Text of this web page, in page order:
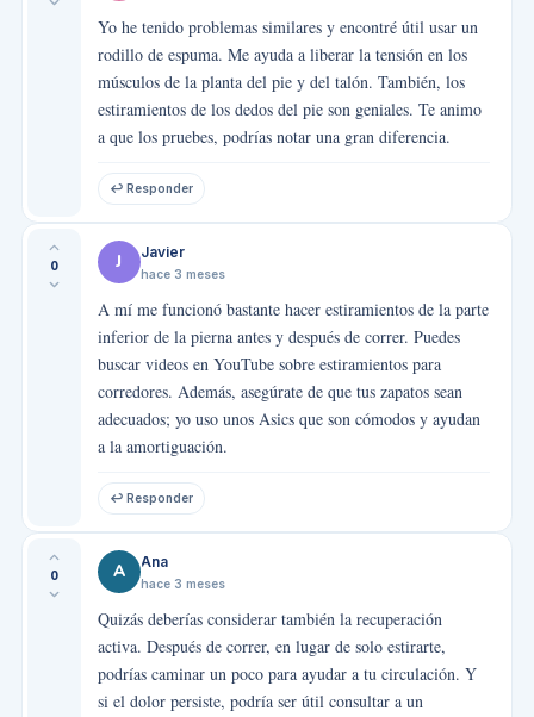
Yo he tenido problemas similares y encontré útil usar un
rodillo de espuma. Me ayuda a liberar la tensión en los
músculos de la planta del pie y del talón. También, los
estiramientos de los dedos del pie son geniales. Te animo
a que los pruebes, podrías notar una gran diferencia.
↩ Responder
0 J Javier
hace 3 meses
A mí me funcionó bastante hacer estiramientos de la parte
inferior de la pierna antes y después de correr. Puedes
buscar videos en YouTube sobre estiramientos para
corredores. Además, asegúrate de que tus zapatos sean
adecuados; yo uso unos Asics que son cómodos y ayudan
a la amortiguación.
↩ Responder
0 A Ana
hace 3 meses
Quizás deberías considerar también la recuperación
activa. Después de correr, en lugar de solo estirarte,
podrías caminar un poco para ayudar a tu circulación. Y
si el dolor persiste, podría ser útil consultar a un